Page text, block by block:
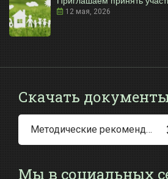
12 мая, 2026
Скачать
Методические рекомендации по заполнению заявления о выдаче разрешения на специальное водопользование
Мы в социальных